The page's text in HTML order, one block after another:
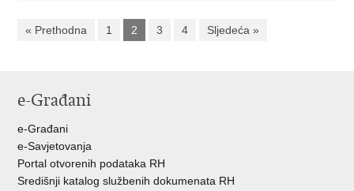
« Prethodna 1 2 3 4 Sljedeća »
e-Građani
e-Građani
e-Savjetovanja
Portal otvorenih podataka RH
Središnji katalog službenih dokumenata RH